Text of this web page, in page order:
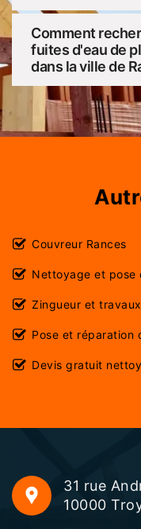
Comment
fuites d'eau de
dans la ville de
Couvreur Rances
Nettoyage et pose
Zingueur et
Pose et réparation
Devis gratuit
31 rue
10000